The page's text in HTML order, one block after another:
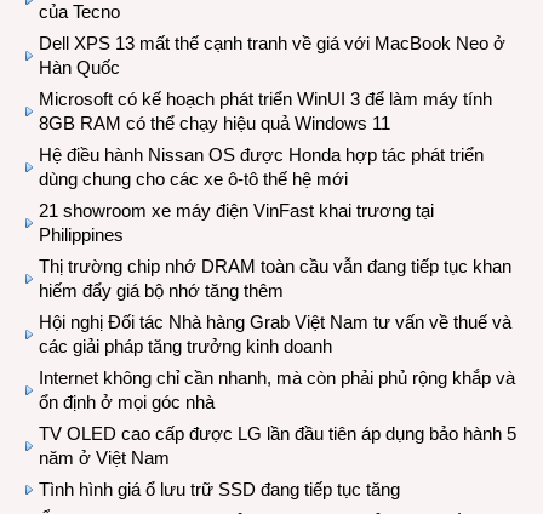
của Tecno
Dell XPS 13 mất thế cạnh tranh về giá với MacBook Neo ở
Hàn Quốc
Microsoft có kế hoạch phát triển WinUI 3 để làm máy tính
8GB RAM có thể chạy hiệu quả Windows 11
Hệ điều hành Nissan OS được Honda hợp tác phát triển
dùng chung cho các xe ô-tô thế hệ mới
21 showroom xe máy điện VinFast khai trương tại
Philippines
Thị trường chip nhớ DRAM toàn cầu vẫn đang tiếp tục khan
hiếm đẩy giá bộ nhớ tăng thêm
Hội nghị Đối tác Nhà hàng Grab Việt Nam tư vấn về thuế và
các giải pháp tăng trưởng kinh doanh
Internet không chỉ cần nhanh, mà còn phải phủ rộng khắp và
ổn định ở mọi góc nhà
TV OLED cao cấp được LG lần đầu tiên áp dụng bảo hành 5
năm ở Việt Nam
Tình hình giá ổ lưu trữ SSD đang tiếp tục tăng